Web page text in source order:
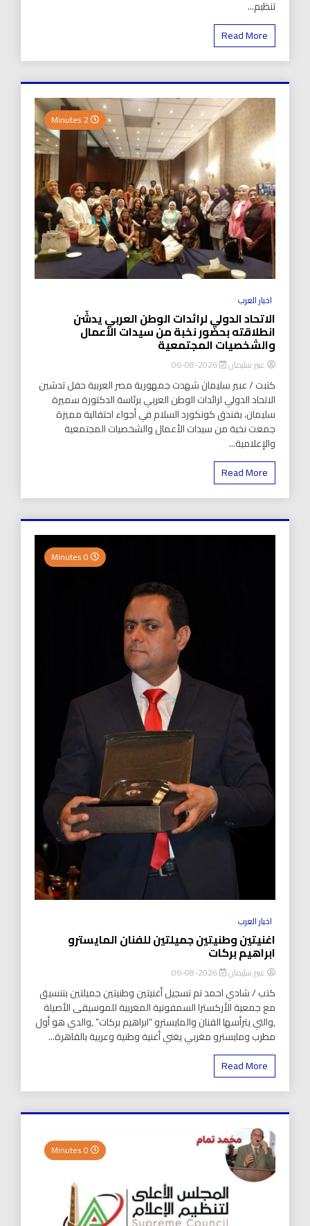
تنظيم...
Read More
اخبار العرب
الاتحاد الدولي لرائدات الوطن العربي يدشّن
انطلاقته بحضور نخبة من سيدات الأعمال
والشخصيات المجتمعية
عبير سليمان 2026-08-06
كتبت / عبير سليمان شهدت جمهورية مصر العربية حفل تدشين
الاتحاد الدولي لرائدات الوطن العربي برئاسة الدكتورة سميرة
سليمان، بفندق كونكورد السلام في أجواء احتفالية مميزة
جمعت نخبة من سيدات الأعمال والشخصيات المجتمعية
والإعلامية...
Read More
اخبار العرب
اغنيتين وطنيتين جميلتين للفنان المايسترو
ابراهيم بركات
عبير سليمان 2026-08-06
كتب / شادي احمد تم تسجيل أغنيتين وطنيتين جميلتين بتنسيق
مع جمعية الأركسترا السمفونية المغربية للموسيقى الأصيلة
,والتي يترأسها الفنان والمايسترو “ابراهيم بركات” ,والدي هو أول
مطرب ومايسترو مغربي يغني أغنية وطنية وعربية بالقاهرة...
Read More